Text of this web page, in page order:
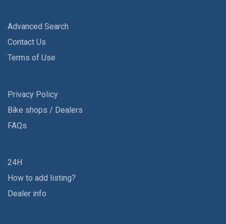
Advanced Search
Contact Us
Terms of Use
Privacy Policy
Bike shops / Dealers
FAQs
24H
How to add listing?
Dealer info